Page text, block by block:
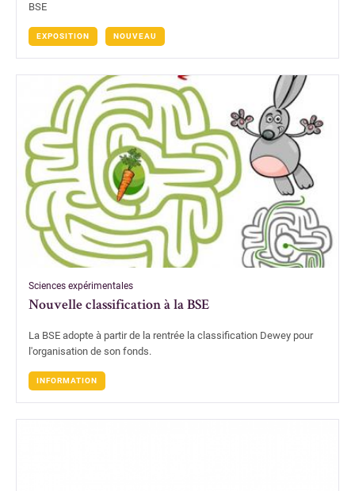
BSE
EXPOSITION NOUVEAU
Sciences expérimentales
Nouvelle classification à la BSE
La BSE adopte à partir de la rentrée la classification Dewey pour
l'organisation de son fonds.
INFORMATION